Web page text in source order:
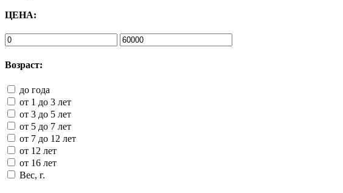
ЦЕНА:
Возраст:
до года
от 1 до 3 лет
от 3 до 5 лет
от 5 до 7 лет
от 7 до 12 лет
от 12 лет
от 16 лет
Вес, г.